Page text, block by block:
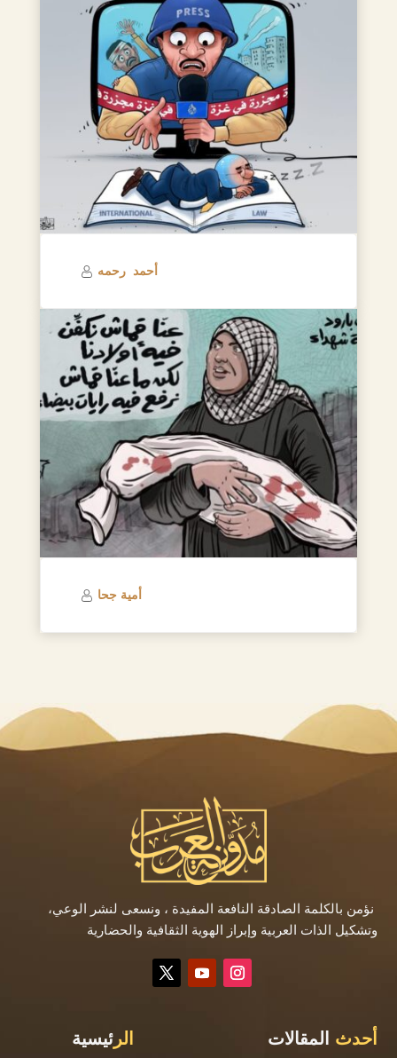
أحمد رحمه
أمية جحا
أحدث المقالات الر ئيسية
نؤمن بالكلمة الصادقة النافعة المفيدة ، ونسعى لنشر الوعي،
وتشكيل الذات العربية وإبراز الهوية الثقافية والحضارية